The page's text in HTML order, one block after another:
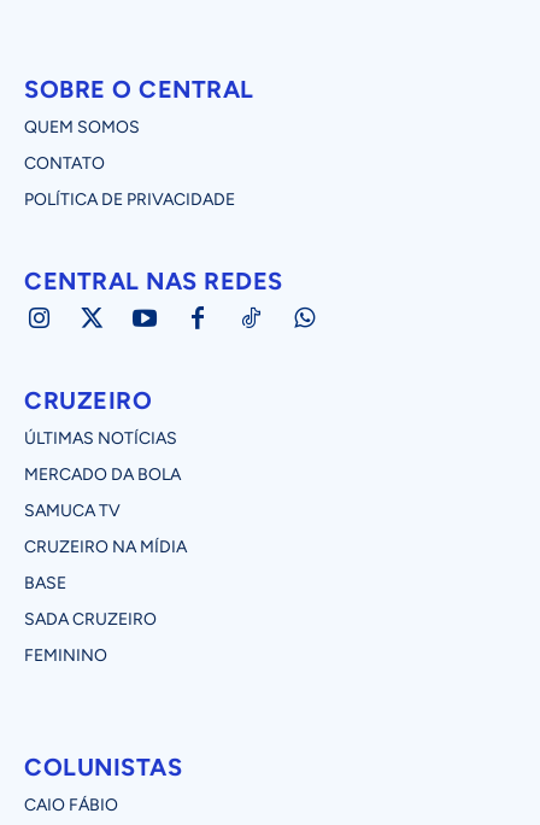
SOBRE O CENTRAL
QUEM SOMOS
CONTATO
POLÍTICA DE PRIVACIDADE
CENTRAL NAS REDES
CRUZEIRO
ÚLTIMAS NOTÍCIAS
MERCADO DA BOLA
SAMUCA TV
CRUZEIRO NA MÍDIA
BASE
SADA CRUZEIRO
FEMININO
COLUNISTAS
CAIO FÁBIO